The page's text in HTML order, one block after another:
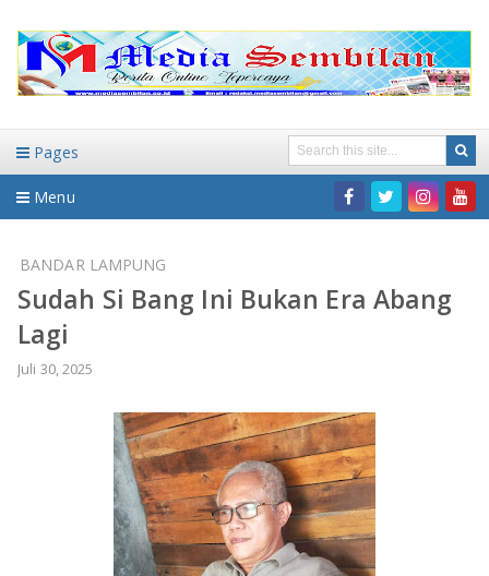
Pages
Menu
DAERAH
NASIONAL
BANDAR LAMPUNG
LAMPUNG TENGAH
HUKUM-KRIMINAL
ADVETORIAL
BANDAR LAMPUNG
Sudah Si Bang Ini Bukan Era Abang
Lagi
Juli 30, 2025